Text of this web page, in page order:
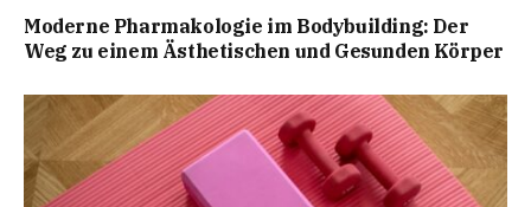
Moderne Pharmakologie im Bodybuilding: Der
Weg zu einem Ästhetischen und Gesunden Körper